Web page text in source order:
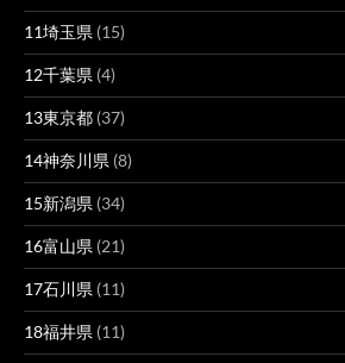
11埼玉県 (15)
12千葉県 (4)
13東京都 (37)
14神奈川県 (8)
15新潟県 (34)
16富山県 (21)
17石川県 (11)
18福井県 (11)